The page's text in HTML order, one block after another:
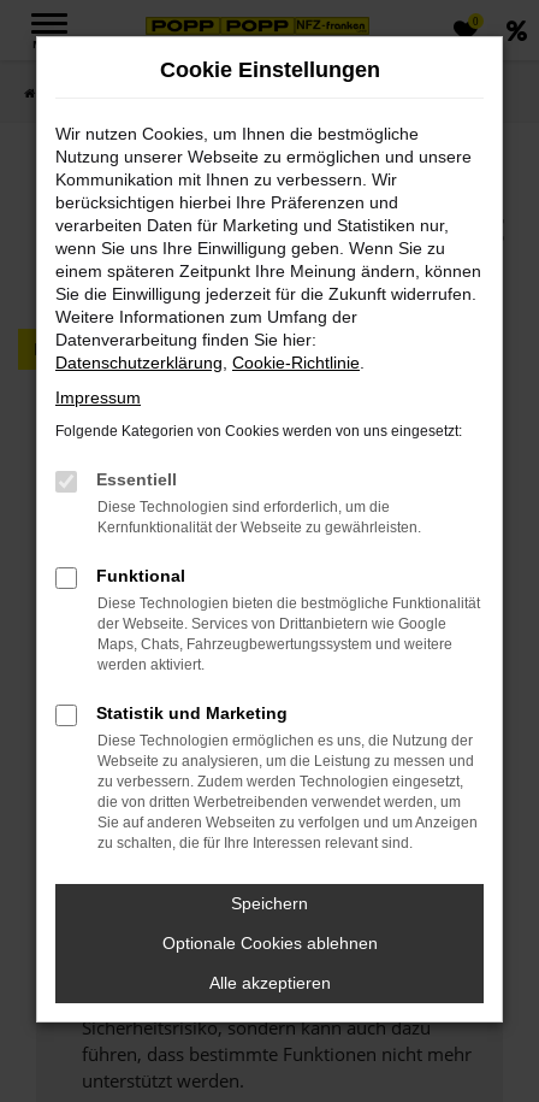
Zum
MENÜ
0
Jetzt PKWs & LKWs in
unserem Fahrzeugmarkt
finden
PKW LKW
Fehler: Network Error
Beim Laden ist ein Fehler aufgetreten.
Hier sind ein paar Tipps, die dir helfen können:
Internetverbindung.
Laden andere Webseiten, zum Beispiel deine
Suchmaschine?
Prüfe deine Browsererweiterungen.
können das Laden bestimmter Seiten
verhindern. Funktioniert die Seite in einem
anderen Browser oder in einem privaten
Fenster?
Starte dein Gerät neu.
Probleme zu beheben.
Betriebssystem auf dem neuesten Stand
Veraltete Software birgt nicht nur ein
Sicherheitsrisiko, sondern kann auch dazu
führen, dass bestimmte Funktionen nicht mehr
unterstützt werden.
Cookie Einstellungen
Wir nutzen Cookies, um Ihnen die bestmögliche
Nutzung unserer Webseite zu ermöglichen und unsere
Kommunikation mit Ihnen zu verbessern. Wir
berücksichtigen hierbei Ihre Präferenzen und
verarbeiten Daten für Marketing und Statistiken nur,
wenn Sie uns Ihre Einwilligung geben. Wenn Sie zu
einem späteren Zeitpunkt Ihre Meinung ändern, können
Sie die Einwilligung jederzeit für die Zukunft widerrufen.
Weitere Informationen zum Umfang der
Datenverarbeitung finden Sie hier:
Datenschutzerklärung Cookie-Richtlinie
Impressum
Folgende Kategorien von Cookies werden von uns eingesetzt:
Essentiell
Diese Technologien sind erforderlich, um die
Kernfunktionalität der Webseite zu gewährleisten.
Funktional
Diese Technologien bieten die bestmögliche Funktionalität
der Webseite. Services von Drittanbietern wie Google
Maps, Chats, Fahrzeugbewertungssystem und weitere
werden aktiviert.
Statistik und Marketing
Diese Technologien ermöglichen es uns, die Nutzung der
Webseite zu analysieren, um die Leistung zu messen und
zu verbessern. Zudem werden Technologien eingesetzt,
die von dritten Werbetreibenden verwendet werden, um
Sie auf anderen Webseiten zu verfolgen und um Anzeigen
zu schalten, die für Ihre Interessen relevant sind.
Speichern
Optionale Cookies ablehnen
Alle akzeptieren